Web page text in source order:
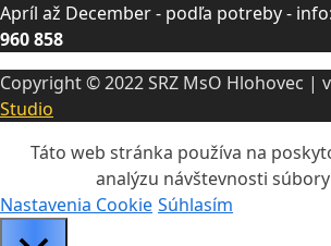
Apríl až December - podľa potreby - info:
960 858
Copyright © 2022 SRZ MsO Hlohovec |
Studio
Táto web stránka používa na
analýzu návštevnosti
Nastavenia Cookie Súhlasím